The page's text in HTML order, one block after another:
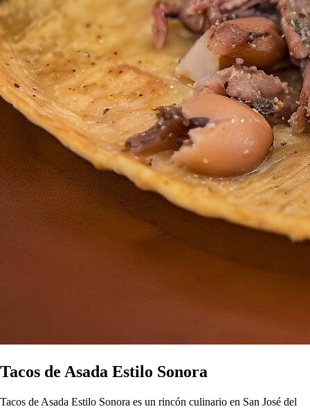
Tacos de Asada Estilo Sonora
Tacos de Asada Estilo Sonora es un rincón culinario en San José del